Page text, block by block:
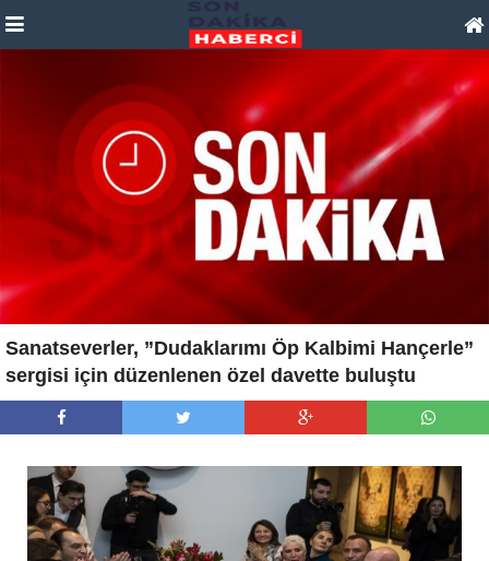
Sanatseverler, ”Dudaklarımı Öp Kalbimi Hançerle”
sergisi için düzenlenen özel davette buluştu